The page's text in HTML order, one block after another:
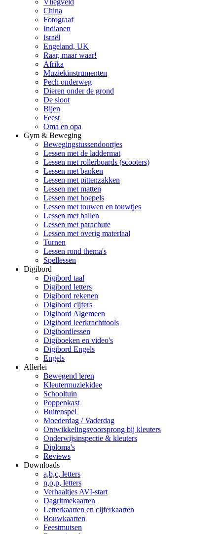
Vliegveld
China
Fotograaf
Indianen
Israël
Engeland, UK
Raar, maar waar!
Afrika
Muziekinstrumenten
Pech onderweg
Dieren onder de grond
De sloot
Bijen
Feest
Oma en opa
Gym & Beweging
Bewegingstussendoortjes
Lessen met de laddermat
Lessen met rollerboards (scooters)
Lessen met banken
Lessen met pittenzakken
Lessen met matten
Lessen met hoepels
Lessen met touwen en touwtjes
Lessen met ballen
Lessen met parachute
Lessen met overig materiaal
Turnen
Lessen rond thema's
Spellessen
Digibord
Digibord taal
Digibord letters
Digibord rekenen
Digibord cijfers
Digibord Algemeen
Digibord leerkrachttools
Digibordlessen
Digiboeken en video's
Digibord Engels
Engels
Allerlei
Bewegend leren
Kleutermuziekidee
Schooltuin
Poppenkast
Buitenspel
Moederdag / Vaderdag
Ontwikkelingsvoorsprong bij kleuters
Onderwijsinspectie & kleuters
Diploma's
Reviews
Downloads
a,b,c, letters
n,o,p, letters
Verhaaltjes AVI-start
Dagritmekaarten
Letterkaarten en cijferkaarten
Bouwkaarten
Feestmutsen